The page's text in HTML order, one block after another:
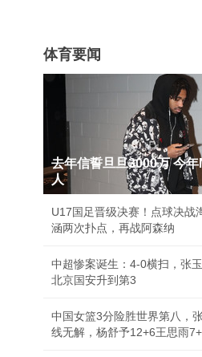
体育要闻
去年信誓旦旦3000万 今
人
U17国足晋级决赛！点球决战
涵两次扑点，再战阿森纳
中超惨案诞生：4-0横扫，张
北京国安升到第3
中国女篮3分险胜世界第八，
线无解，杨舒予12+6王思雨